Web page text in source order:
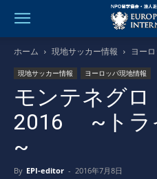
ホーム 現地サッカー情報 ヨー
現地サッカー情報 ヨーロッパ現地情報
モンテネグ
2016 ~トラ
~
By EPI-editor - 2016年7月8日